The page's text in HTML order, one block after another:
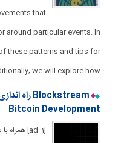
that
around particular events. In
these patterns and tips for
we will explore how
Bitcoin Development